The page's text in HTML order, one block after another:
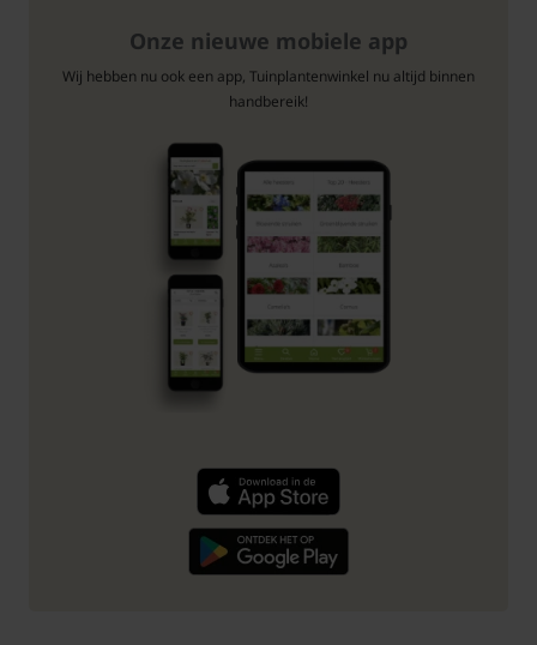
Onze nieuwe mobiele app
Wij hebben nu ook een app, Tuinplantenwinkel nu altijd binnen
handbereik!